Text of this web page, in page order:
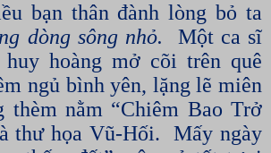
bạn thân đành lòng bỏ ta
dòng sông nhỏ.
Một ca sĩ
hoàng mở cõi trên quê
ngủ bình yên, lặng lẽ miên
thèm nằm “Chiêm Bao Trở
thư họa Vũ-Hối.
Mấy ngày